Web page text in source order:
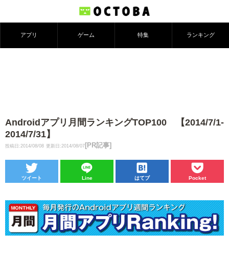
アプリ ゲーム 特集 ランキング
Androidアプリ月間ランキングTOP100 【2014/7/1-
2014/7/31】
投稿日:2014/08/08 更新日:2014/08/07 [PR記事]
ツイート Line はてブ Pocket